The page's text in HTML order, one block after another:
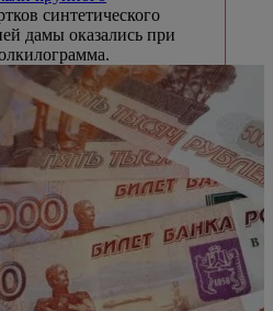
синтетического
дамы оказались при